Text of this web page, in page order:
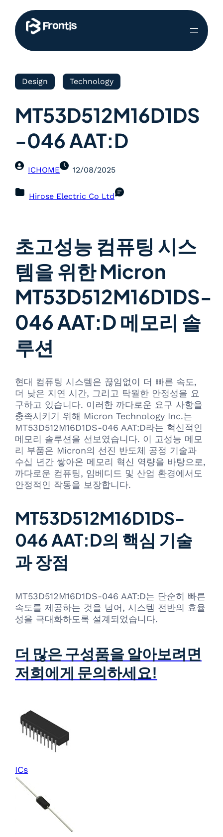
Design Technology
MT53D512M16D1DS
-046 AAT:D
ICHOME 12/08/2025
Hirose Electric Co Ltd
초고성능 컴퓨팅 시스
템을 위한 Micron
MT53D512M16D1DS-
046 AAT:D 메모리 솔
루션
현대 컴퓨팅 시스템은 끊임없이 더 빠른 속도,
더 낮은 지연 시간, 그리고 탁월한 안정성을 요
구하고 있습니다. 이러한 까다로운 요구 사항을
충족시키기 위해 Micron Technology Inc.는
MT53D512M16D1DS-046 AAT:D라는 혁신적인
메모리 솔루션을 선보였습니다. 이 고성능 메모
리 부품은 Micron의 선진 반도체 공정 기술과
수십 년간 쌓아온 메모리 혁신 역량을 바탕으로,
까다로운 컴퓨팅, 임베디드 및 산업 환경에서도
안정적인 작동을 보장합니다.
MT53D512M16D1DS-
046 AAT:D의 핵심 기술
과 장점
MT53D512M16D1DS-046 AAT:D는 단순히 빠른
속도를 제공하는 것을 넘어, 시스템 전반의 효율
성을 극대화하도록 설계되었습니다.
더 많은 구성품을 알아보려면
저희에게 문의하세요!
ICs